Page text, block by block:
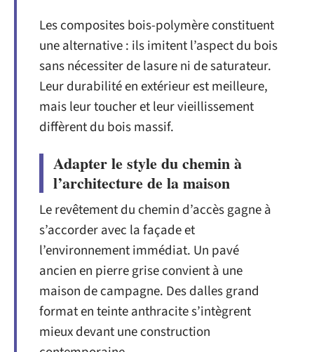
Les composites bois-polymère constituent
une alternative : ils imitent l’aspect du bois
sans nécessiter de lasure ni de saturateur.
Leur durabilité en extérieur est meilleure,
mais leur toucher et leur vieillissement
diffèrent du bois massif.
Adapter le style du chemin à
l’architecture de la maison
Le revêtement du chemin d’accès gagne à
s’accorder avec la façade et
l’environnement immédiat. Un pavé
ancien en pierre grise convient à une
maison de campagne. Des dalles grand
format en teinte anthracite s’intègrent
mieux devant une construction